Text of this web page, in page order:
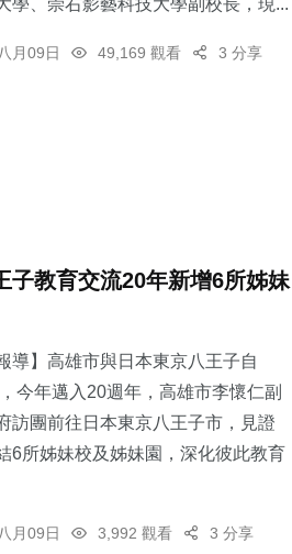
月09日 49,169 觀看 3 分享
子教育交流20年新增6所姊妹
導】高雄市與日本東京八王子自
今年邁入20週年，高雄市李懷仁副
訪團前往日本東京八王子市，見證
6所姊妹校及姊妹園，深化彼此教育
月09日 3,992 觀看 3 分享